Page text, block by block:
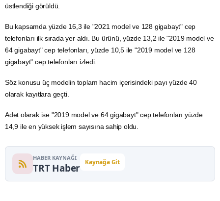
üstlendiği görüldü.
Bu kapsamda yüzde 16,3 ile "2021 model ve 128 gigabayt" cep
telefonları ilk sırada yer aldı. Bu ürünü, yüzde 13,2 ile "2019 model ve
64 gigabayt" cep telefonları, yüzde 10,5 ile "2019 model ve 128
gigabayt" cep telefonları izledi.
Söz konusu üç modelin toplam hacim içerisindeki payı yüzde 40
olarak kayıtlara geçti.
Adet olarak ise "2019 model ve 64 gigabayt" cep telefonları yüzde
14,9 ile en yüksek işlem sayısına sahip oldu.
HABER KAYNAĞI
TRT Haber Kaynağa Git